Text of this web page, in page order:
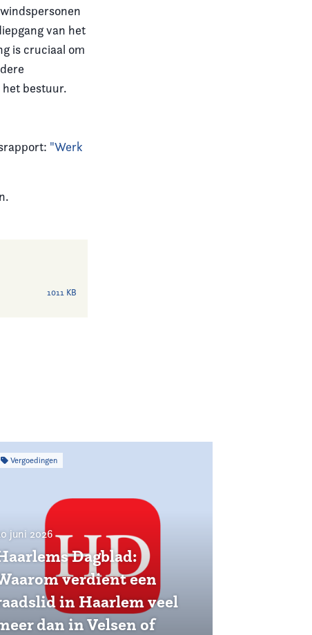
van het
is cruciaal om
bestuur.
"Werk
1011 KB
Vergoedingen
juni 2026
Dagblad:
verdient een
in Haarlem veel
dan in Velsen of